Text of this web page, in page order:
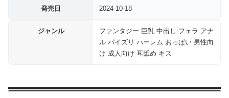
発売日 2024-10-18
ジャンル
ファンタジー 巨乳 中出し フェラ アナ
ル パイズリ ハーレム おっぱい 男性向
け 成人向け 耳舐め キス